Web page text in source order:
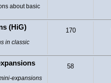
about basic
(HiG)
in classic
170
expansions
58